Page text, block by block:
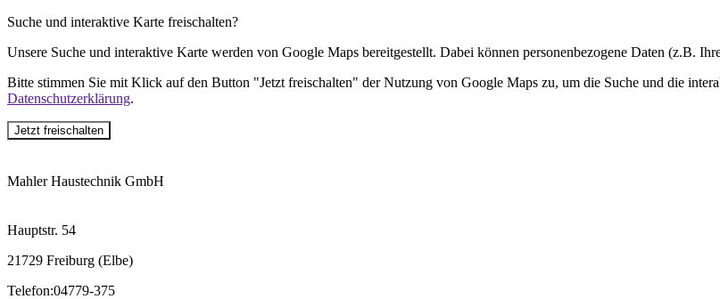
Suche und interaktive Karte freischalten?
Unsere Suche und interaktive Karte werden von Google Maps bereitgestellt. Dabei können personenbezogene Daten (z.B.
Bitte stimmen Sie mit Klick auf den Button "Jetzt freischalten" der Nutzung von Google Maps zu, um die Suche und die
Datenschutzerklärung.
Jetzt freischalten
Mahler Haustechnik GmbH
Hauptstr. 54
21729 Freiburg (Elbe)
Telefon:04779-375